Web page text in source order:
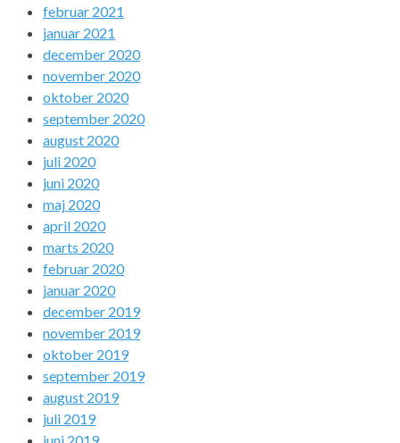
februar 2021
januar 2021
december 2020
november 2020
oktober 2020
september 2020
august 2020
juli 2020
juni 2020
maj 2020
april 2020
marts 2020
februar 2020
januar 2020
december 2019
november 2019
oktober 2019
september 2019
august 2019
juli 2019